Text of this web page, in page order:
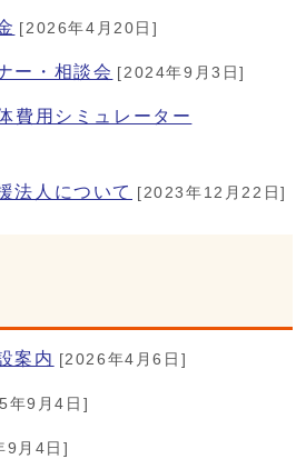
[2026年4月20日]
ー・相談会 [2024年9月3日]
費用シミュレーター
法人について [2023年12月22日]
案内 [2026年4月6日]
年9月4日]
9月4日]